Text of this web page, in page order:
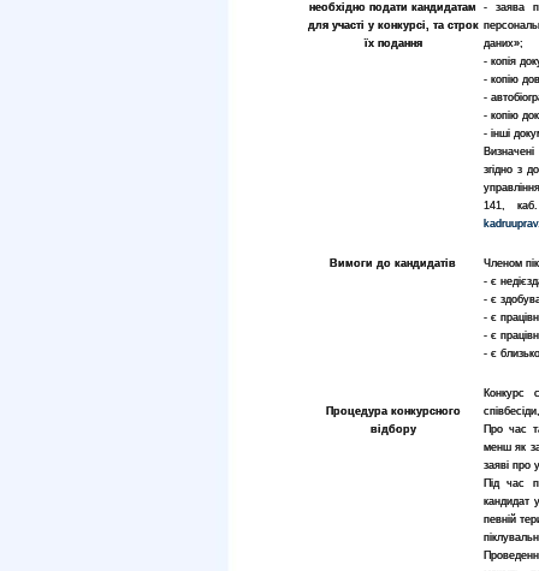
необхідно подати кандидатам
для участі у конкурсі, та строк
їх подання
- заява
даних»;
- копія
- копію
-
- копію
- інші
згідно з
141,
Вимоги до кандидатів
Членом
- є
- є
- є
- є
- є
Процедура конкурсного
відбору
Конкурс
Про час
менш як
заяві про
Під час
кандидат
певній